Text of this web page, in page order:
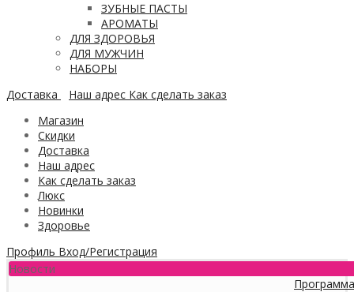
ЗУБНЫЕ ПАСТЫ
АРОМАТЫ
ДЛЯ ЗДОРОВЬЯ
ДЛЯ МУЖЧИН
НАБОРЫ
Доставка
Наш адрес Как сделать заказ
Магазин
Скидки
Доставка
Наш адрес
Как сделать заказ
Люкс
Новинки
Здоровье
Профиль Вход/Регистрация
Новости
Программа